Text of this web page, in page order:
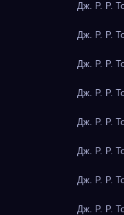
Дж. Р. Р.
Дж. Р. Р.
Дж. Р. Р.
Дж. Р. Р.
Дж. Р. Р.
Дж. Р. Р.
Дж. Р. Р.
Дж. Р. Р.